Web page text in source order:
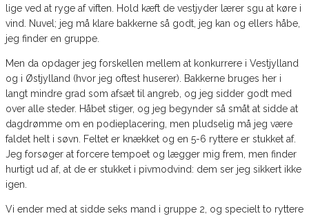
lige ved at ryge af viften. Hold kæft de vestjyder lærer sgu at køre i
vind. Nuvel; jeg må klare bakkerne så godt, jeg kan og ellers håbe,
jeg finder en gruppe.
Men da opdager jeg forskellen mellem at konkurrere i Vestjylland
og i Østjylland (hvor jeg oftest huserer). Bakkerne bruges her i
langt mindre grad som afsæt til angreb, og jeg sidder godt med
over alle steder. Håbet stiger, og jeg begynder så småt at sidde at
dagdrømme om en podieplacering, men pludselig må jeg være
faldet helt i søvn. Feltet er knækket og en 5-6 ryttere er stukket af.
Jeg forsøger at forcere tempoet og lægger mig frem, men finder
hurtigt ud af, at de er stukket i pivmodvind: dem ser jeg sikkert ikke
igen.
Vi ender med at sidde seks mand i gruppe 2, og specielt to ryttere